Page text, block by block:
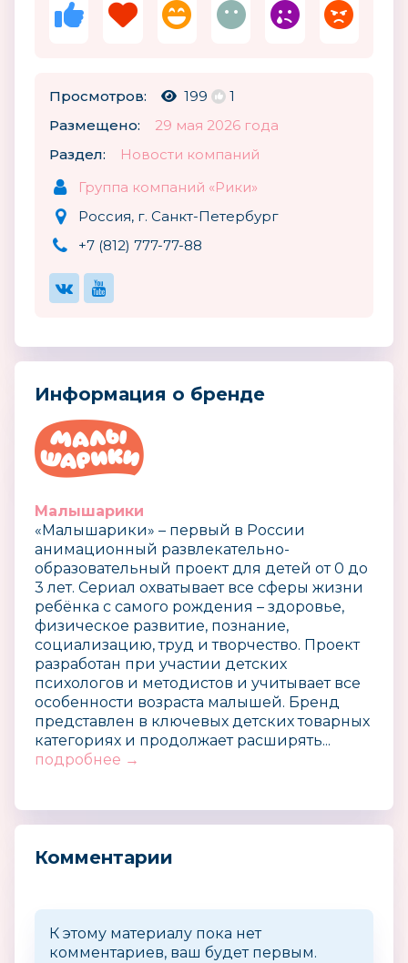
Просмотров: 199
1
Размещено:
29 мая 2026 года
Раздел:
Новости компаний
Группа компаний «Рики»
Россия, г. Санкт-Петербург
+7 (812) 777-77-88
Информация о бренде
Малышарики
«Малышарики» – первый в России
анимационный развлекательно-
образовательный проект для детей от 0 до
3 лет. Сериал охватывает все сферы жизни
ребёнка с самого рождения – здоровье,
физическое развитие, познание,
социализацию, труд и творчество. Проект
разработан при участии детских
психологов и методистов и учитывает все
особенности возраста малышей. Бренд
представлен в ключевых детских товарных
категориях и продолжает расширять...
подробнее →
Комментарии
К этому материалу пока нет
комментариев, ваш будет первым.